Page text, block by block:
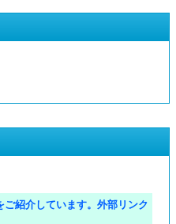
紹介しています。外部リンク